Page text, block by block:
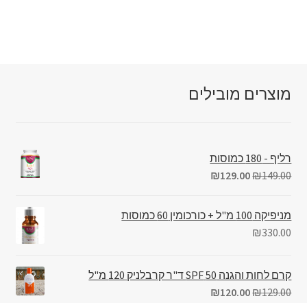
מוצרים מובילים
רליף - 180 כמוסות
₪149.00
₪129.00
מניפיקה 100 מ"ל + כורכומין 60 כמוסות
₪330.00
קרם לחות והגנה 50 SPF ד"ר קרבלניק 120 מ"ל
₪129.00
₪120.00